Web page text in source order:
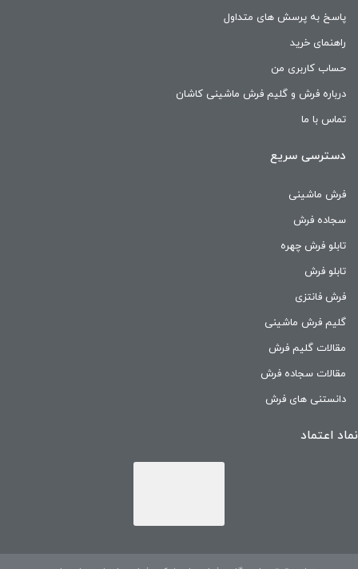
پاسخ به پرسش های متداول
راهنمای خرید
حساب کاربری من
درباره فرش و گلیم فرش ماشینی کاشان
تماس با ما
دسترسی سریع
فرش ماشینی
سجاده فرش
تابلو فرش چهره
تابلو فرش
فرش فانتزی
گلیم فرش ماشینی
مقالات گلیم فرش
مقالات سجاده فرش
دانستنی های فرش
نماد اعتماد